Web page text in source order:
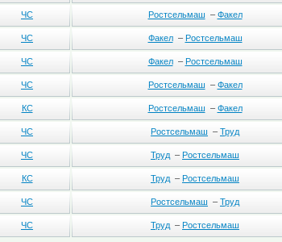
ЧС Ростсельмаш – Факел
ЧС Факел– Ростсельмаш
ЧС Факел– Ростсельмаш
ЧС Ростсельмаш – Факел
КС Ростсельмаш – Факел
ЧС Ростсельмаш – Труд
ЧС Труд – Ростсельмаш
КС Труд – Ростсельмаш
ЧС Ростсельмаш – Труд
ЧС Труд – Ростсельмаш